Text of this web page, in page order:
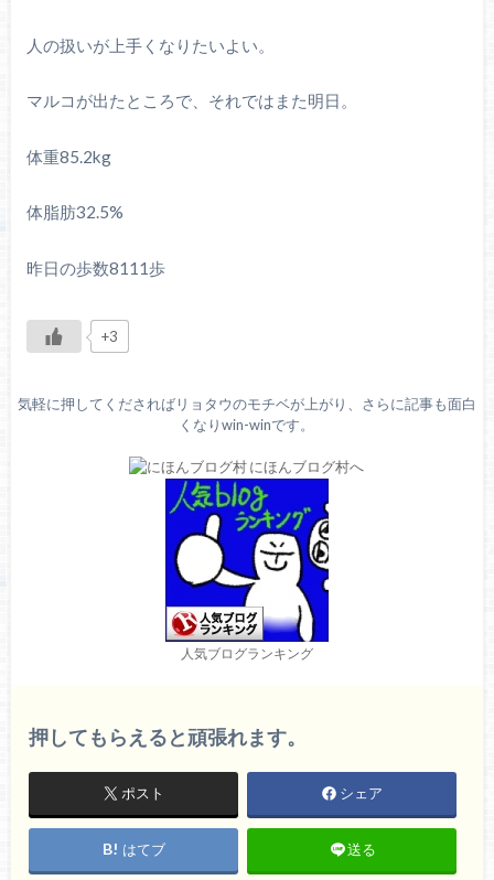
人の扱いが上手くなりたいよい。
マルコが出たところで、それではまた明日。
体重85.2kg
体脂肪32.5%
昨日の歩数8111歩
+3
気軽に押してくださればリョタウのモチベが上がり、さらに記事も面白
くなりwin-winです。
人気ブログランキング
押してもらえると頑張れます。
ポスト シェア
はてブ 送る